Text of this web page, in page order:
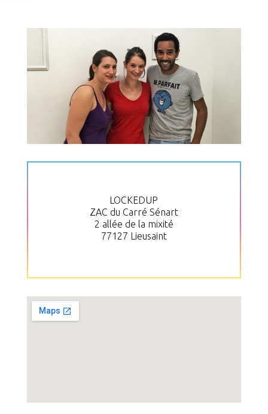
LOCKEDUP
ZAC du Carré Sénart
2 allée de la mixité
77127 Lieusaint